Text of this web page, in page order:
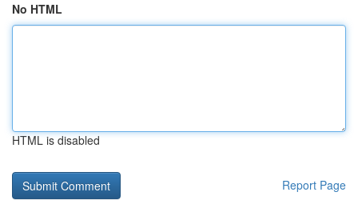
No HTML
HTML is disabled
Report Page